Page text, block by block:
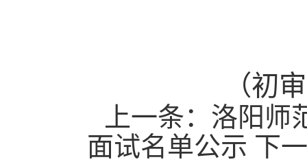
（初
上一条： 洛阳师
面试名单公示 下